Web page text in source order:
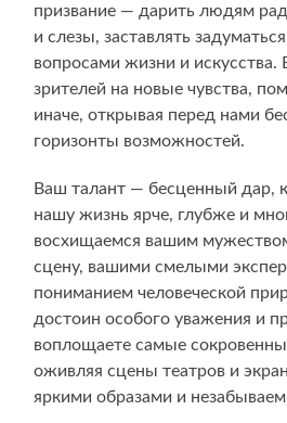
призвание — дарить людям
и слезы, заставлять
вопросами жизни и искусства.
зрителей на новые чувства,
иначе, открывая перед нами
горизонты возможностей.
Ваш талант — бесценный дар,
нашу жизнь ярче, глубже и
восхищаемся вашим
сцену, вашими смелыми
пониманием человеческой
достоин особого уважения и
воплощаете самые
оживляя сцены театров и
яркими образами и